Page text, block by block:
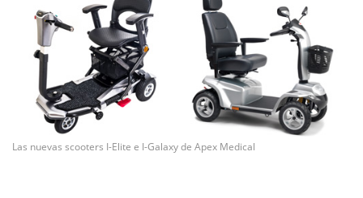
Las nuevas scooters I-Elite e I-Galaxy de Apex Medical